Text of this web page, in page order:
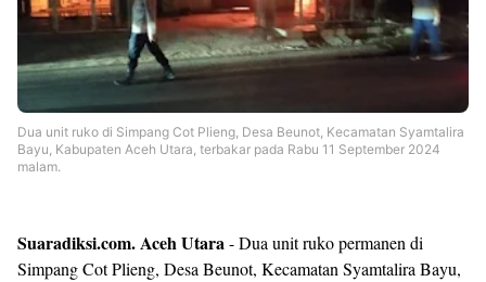
Dua unit ruko di Simpang Cot Plieng, Desa Beunot, Kecamatan Syamtalira
Bayu, Kabupaten Aceh Utara, terbakar pada Rabu 11 September 2024
malam.
Suaradiksi.com. Aceh Utara- Dua unit ruko permanen di
Simpang Cot Plieng, Desa Beunot, Kecamatan Syamtalira Bayu,